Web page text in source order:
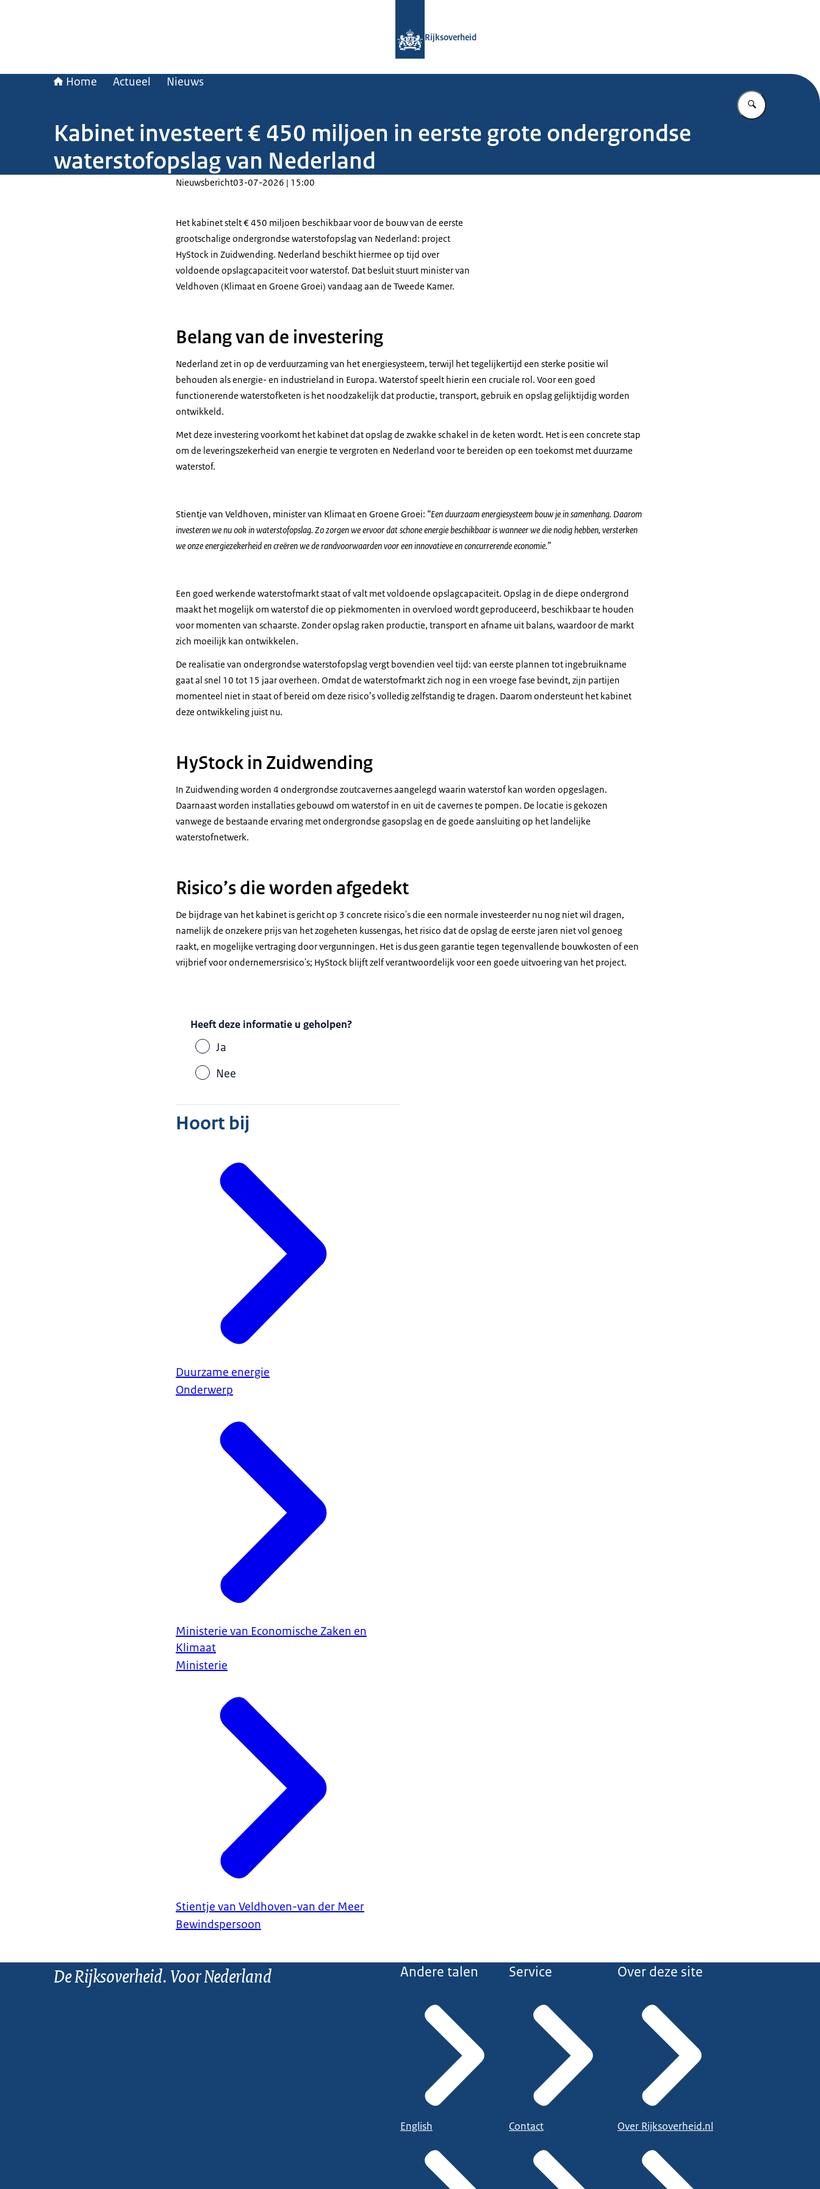
Rijksoverheid
Home Actueel Nieuws
Vul in wat u
Kabinet investeert € 450 miljoen in eerste grote ondergrondse
waterstofopslag van Nederland
Nieuwsbericht03-07-2026 | 15:00
Het kabinet stelt € 450 miljoen beschikbaar voor de bouw van de eerste
grootschalige ondergrondse waterstofopslag van Nederland: project
HyStock in Zuidwending. Nederland beschikt hiermee op tijd over
voldoende opslagcapaciteit voor waterstof. Dat besluit stuurt minister van
Veldhoven (Klimaat en Groene Groei) vandaag aan de Tweede Kamer.
Belang van de investering
Nederland zet in op de verduurzaming van het energiesysteem, terwijl het tegelijkertijd een sterke positie wil
behouden als energie- en industrieland in Europa. Waterstof speelt hierin een cruciale rol. Voor een goed
functionerende waterstofketen is het noodzakelijk dat productie, transport, gebruik en opslag gelijktijdig worden
ontwikkeld.
Met deze investering voorkomt het kabinet dat opslag de zwakke schakel in de keten wordt. Het is een concrete stap
om de leveringszekerheid van energie te vergroten en Nederland voor te bereiden op een toekomst met duurzame
waterstof.
Stientje van Veldhoven, minister van Klimaat en Groene Groei: “Een duurzaam energiesysteem bouw je in samenhang. Daarom
investeren we nu ook in waterstofopslag. Zo zorgen we ervoor dat schone energie beschikbaar is wanneer we die nodig hebben, versterken
we onze energiezekerheid en creëren we de randvoorwaarden voor een innovatieve en concurrerende economie.”
Een goed werkende waterstofmarkt staat of valt met voldoende opslagcapaciteit. Opslag in de diepe ondergrond
maakt het mogelijk om waterstof die op piekmomenten in overvloed wordt geproduceerd, beschikbaar te houden
voor momenten van schaarste. Zonder opslag raken productie, transport en afname uit balans, waardoor de markt
zich moeilijk kan ontwikkelen.
De realisatie van ondergrondse waterstofopslag vergt bovendien veel tijd: van eerste plannen tot ingebruikname
gaat al snel 10 tot 15 jaar overheen. Omdat de waterstofmarkt zich nog in een vroege fase bevindt, zijn partijen
momenteel niet in staat of bereid om deze risico’s volledig zelfstandig te dragen. Daarom ondersteunt het kabinet
deze ontwikkeling juist nu.
HyStock in Zuidwending
In Zuidwending worden 4 ondergrondse zoutcavernes aangelegd waarin waterstof kan worden opgeslagen.
Daarnaast worden installaties gebouwd om waterstof in en uit de cavernes te pompen. De locatie is gekozen
vanwege de bestaande ervaring met ondergrondse gasopslag en de goede aansluiting op het landelijke
waterstofnetwerk.
Risico’s die worden afgedekt
De bijdrage van het kabinet is gericht op 3 concrete risico's die een normale investeerder nu nog niet wil dragen,
namelijk de onzekere prijs van het zogeheten kussengas, het risico dat de opslag de eerste jaren niet vol genoeg
raakt, en mogelijke vertraging door vergunningen. Het is dus geen garantie tegen tegenvallende bouwkosten of een
vrijbrief voor ondernemersrisico's; HyStock blijft zelf verantwoordelijk voor een goede uitvoering van het project.
Heeft deze informatie u geholpen?
Ja
Nee
Hoort bij
Duurzame energie
Onderwerp
Ministerie van Economische Zaken en
Klimaat
Ministerie
Stientje van Veldhoven-van der Meer
Bewindspersoon
De Rijksoverheid. Voor Nederland Andere talen
English
Service
Contact
Over deze site
Over Rijksoverheid.nl